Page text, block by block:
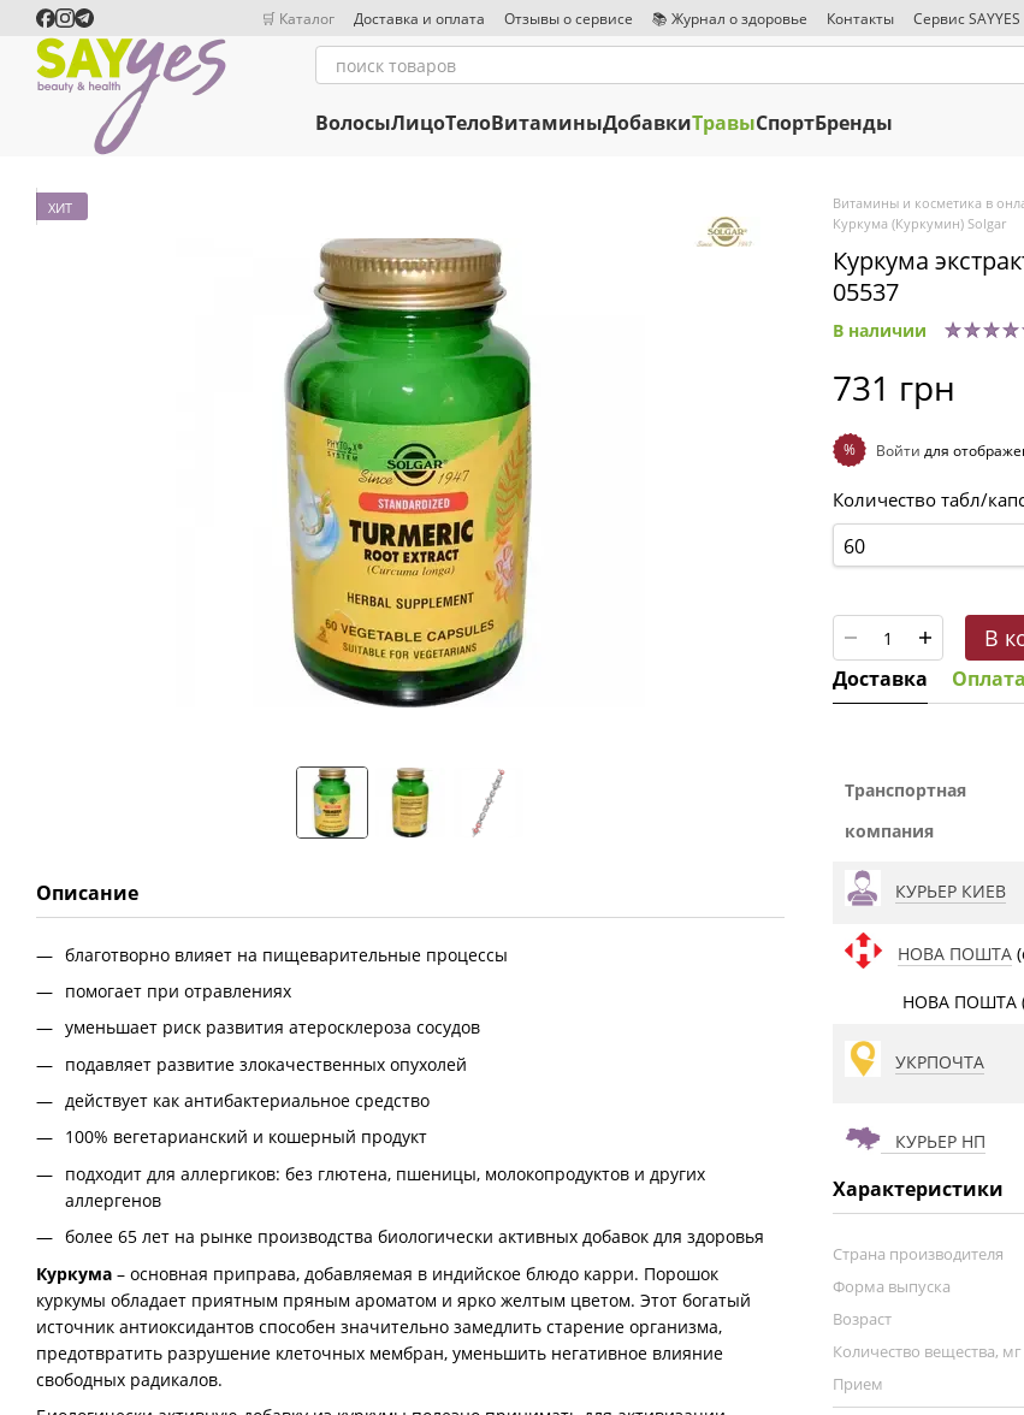
Перейти к основному контенту🛒 Каталог Доставка и оплата Отзывы о сервисе 📚 Журнал о здоровье Контакты Сервис SAYYES
ВолосыЛицоТелоВитаминыДобавкиТравыСпортБренды
ХИТ
Описание
благотворно влияет на пищеварительные процессы
помогает при отравлениях
уменьшает риск развития атеросклероза сосудов
подавляет развитие злокачественных опухолей
действует как антибактериальное средство
100% вегетарианский и кошерный продукт
подходит для аллергиков: без глютена, пшеницы, молокопродуктов и других
аллергенов
более 65 лет на рынке производства биологически активных добавок для здоровья
Куркума – основная приправа, добавляемая в индийское блюдо карри. Порошок
куркумы обладает приятным пряным ароматом и ярко желтым цветом. Этот богатый
источник антиоксидантов способен значительно замедлить старение организма,
предотвратить разрушение клеточных мембран, уменьшить негативное влияние
свободных радикалов.
Витамины и косметика в
Куркума (Куркумин) Solgar
Куркума
05537
В наличии
731 грн
% Войти для
Количество табл/
60
В
Доставка Оплата
Транспортная
компания
КУРЬЕР КИЕВ
НОВА ПОШТА
НОВА ПОШТА
УКРПОЧТА
КУРЬЕР НП
Характеристики
Страна производителя
Форма выпуска
Возраст
Количество вещества, мг
Прием